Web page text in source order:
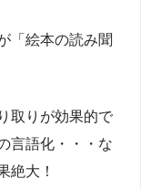
「絵本の読み聞
取りが効果的で
言語化・・・な
絶大！